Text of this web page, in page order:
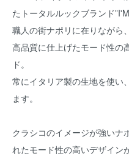
たトータルルックブランド”I'M
職人の街ナポリに在りながら
高品質に仕上げたモード性の
ド。
常にイタリア製の生地を使い
ます。
クラシコのイメージが強いナ
れたモード性の高いデザイン